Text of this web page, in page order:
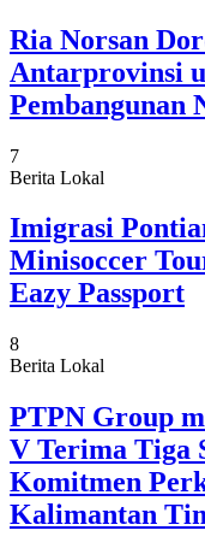
Ria Norsan
Antarprovinsi
Pembangunan
7
Berita Lokal
Imigrasi
Minisoccer
Eazy Passport
8
Berita Lokal
PTPN Group
V Terima Tiga
Komitmen
Kalimantan